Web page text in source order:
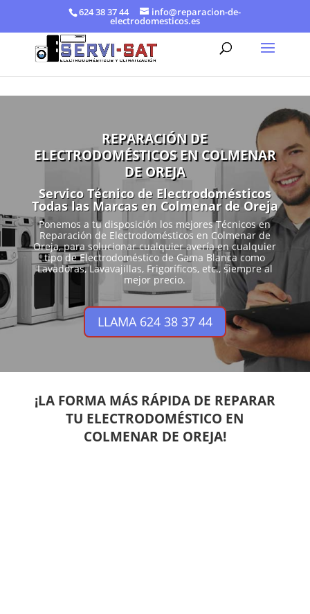
624 38 37 44 info@reparacion-de-
electrodomesticos.es
REPARACIÓN DE
ELECTRODOMÉSTICOS EN COLMENAR
DE OREJA
Servico Técnico de Electrodomésticos
Todas las Marcas en Colmenar de Oreja
Ponemos a tu disposición los mejores Técnicos en
Reparación de Electrodomésticos en Colmenar de
Oreja, para solucionar cualquier avería en cualquier
tipo de Electrodoméstico de Gama Blanca como
Lavadoras, Lavavajillas, Frigoríficos, etc., siempre al
mejor precio.
LLAMA 624 38 37 44
¡LA FORMA MÁS RÁPIDA DE REPARAR
TU ELECTRODOMÉSTICO EN
COLMENAR DE OREJA!